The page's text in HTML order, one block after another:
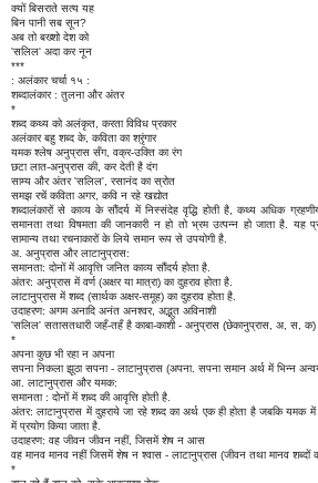
क्यों बिसराते सत्य यह
बिन पानी सब सून?
अब तो बख्शो देश को
'सलिल' अदा कर नून
***
: अलंकार चर्चा १५ :
शब्दालंकार : तुलना और अंतर
*
शब्द कथ्य को अलंकृत, करता विविध प्रकार
अलंकार बहु शब्द के, कविता का श्रृंगार
यमक श्लेष अनुप्रास सँग, वक्र-उक्ति का रंग
छटा लात-अनुप्रास की, कर देती है दंग
साम्य और अंतर 'सलिल', रसानंद का स्रोत
समझ रचें कविता अगर, कवि न रहे खद्योत
शब्दालंकारों से काव्य के सौंदर्य में निस्संदेह वृद्धि होती है, कथ्य अधिक
समानता तथा विषमता की जानकारी न हो तो भ्रम उत्पन्न हो जाता है. यह
सामान्य तथा रचनाकारों के लिये समान रूप से उपयोगी है.
अ. अनुप्रास और लाटानुप्रास:
समानता: दोनों में आवृत्ति जनित काव्य सौंदर्य होता है.
अंतर: अनुप्रास में वर्ण (अक्षर या मात्रा) का दुहराव होता है.
लाटानुप्रास में शब्द (सार्थक अक्षर-समूह) का दुहराव होता है.
उदाहरण: अगम अनादि अनंत अनश्वर, अद्भुत अविनाशी
'सलिल' सतासतधारी जहँ-तहँ है काबा-काशी - अनुप्रास (छेकानुप्रास, अ, स, क)
*
अपना कुछ भी रहा न अपना
सपना निकला झूठा सपना - लाटानुप्रास (अपना. सपना समान अर्थ में भिन्न
आ. लाटानुप्रास और यमक:
समानता : दोनों में शब्द की आवृत्ति होती है.
अंतर: लाटानुप्रास में दुहराये जा रहे शब्द का अर्थ एक ही होता है जबकि यमक में
में प्रयोग किया जाता है.
उदाहरण: वह जीवन जीवन नहीं, जिसमें शेष न आस
वह मानव मानव नहीं जिसमें शेष न श्वास - लाटानुप्रास (जीवन तथा मानव शब्दों
*